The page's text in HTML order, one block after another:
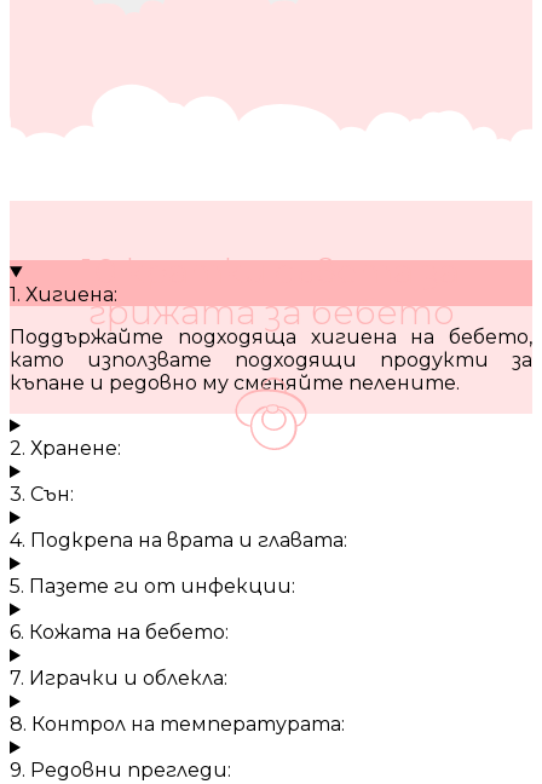
10 кратки съвета за
грижата за бебето
1. Хигиена:
Поддържайте подходяща хигиена на бебето,
като използвате подходящи продукти за
къпане и редовно му сменяйте пелените.
2. Хранене:
3. Сън:
4. Подкрепа на врата и главата:
5. Пазете ги от инфекции:
6. Кожата на бебето:
7. Играчки и облекла:
8. Контрол на температурата:
9. Редовни прегледи: